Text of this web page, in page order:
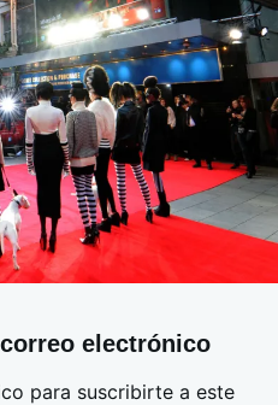
electrónico
para suscribirte a este